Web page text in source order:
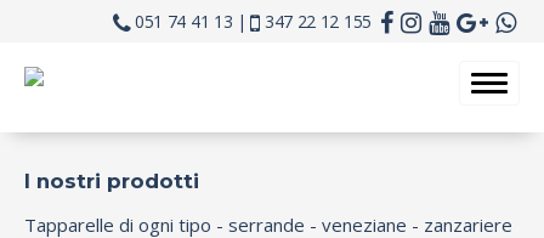
051 74 41 13 | 347 22 12 155
I nostri prodotti
Tapparelle di ogni tipo - serrande - veneziane - zanzariere